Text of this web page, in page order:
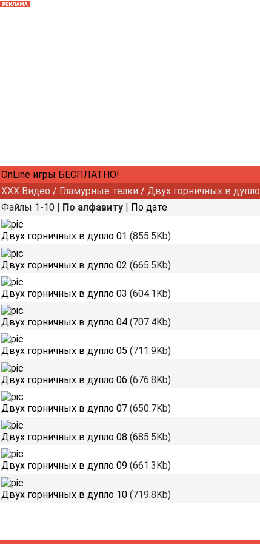
OnLine игры БЕСПЛАТНО!
XXX Видео / Гламурные телки / Двух горничных в дупло
Файлы 1-10 | По алфавиту | По дате
Двух горничных в дупло 01 (855.5Kb)
Двух горничных в дупло 02 (665.5Kb)
Двух горничных в дупло 03 (604.1Kb)
Двух горничных в дупло 04 (707.4Kb)
Двух горничных в дупло 05 (711.9Kb)
Двух горничных в дупло 06 (676.8Kb)
Двух горничных в дупло 07 (650.7Kb)
Двух горничных в дупло 08 (685.5Kb)
Двух горничных в дупло 09 (661.3Kb)
Двух горничных в дупло 10 (719.8Kb)